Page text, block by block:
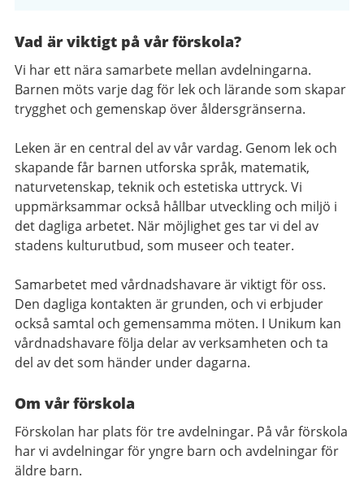
Vad är viktigt på vår förskola?
Vi har ett nära samarbete mellan avdelningarna.
Barnen möts varje dag för lek och lärande som skapar
trygghet och gemenskap över åldersgränserna.
Leken är en central del av vår vardag. Genom lek och
skapande får barnen utforska språk, matematik,
naturvetenskap, teknik och estetiska uttryck. Vi
uppmärksammar också hållbar utveckling och miljö i
det dagliga arbetet. När möjlighet ges tar vi del av
stadens kulturutbud, som museer och teater.
Samarbetet med vårdnadshavare är viktigt för oss.
Den dagliga kontakten är grunden, och vi erbjuder
också samtal och gemensamma möten. I Unikum kan
vårdnadshavare följa delar av verksamheten och ta
del av det som händer under dagarna.
Om vår förskola
Förskolan har plats för tre avdelningar. På vår förskola
har vi avdelningar för yngre barn och avdelningar för
äldre barn.